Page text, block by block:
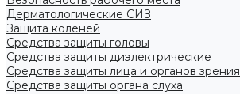
Дерматологические СИЗ
Защита коленей
Средства защиты головы
Средства защиты диэлектрические
Средства защиты лица и органов зрения
Средства защиты органа слуха